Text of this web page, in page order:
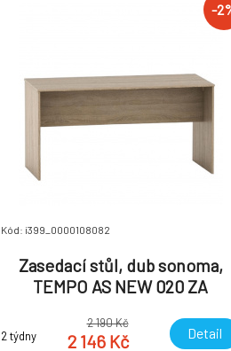
-
Kód: i399_0000108082
Zasedací stůl, dub sonoma,
TEMPO AS NEW 020 ZA
2 týdny
2 190 Kč
2 146 Kč Detail